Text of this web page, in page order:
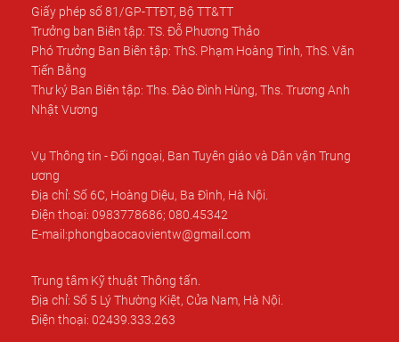
Giấy phép số 81/GP-TTĐT, Bộ TT&TT
Trưởng ban Biên tập: TS. Đỗ Phương Thảo
Phó Trưởng Ban Biên tập: ThS. Phạm Hoàng Tinh, ThS. Văn
Tiến Bằng
Thư ký Ban Biên tập: Ths. Đào Đình Hùng, Ths. Trương Anh
Nhật Vương
Vụ Thông tin - Đối ngoại, Ban Tuyên giáo và Dân vận Trung
ương
Địa chỉ: Số 6C, Hoàng Diệu, Ba Đình, Hà Nội.
Điện thoại: 0983778686; 080.45342
E-mail:phongbaocaovientw@gmail.com
Trung tâm Kỹ thuật Thông tấn.
Địa chỉ: Số 5 Lý Thường Kiệt, Cửa Nam, Hà Nội.
Điện thoại: 02439.333.263